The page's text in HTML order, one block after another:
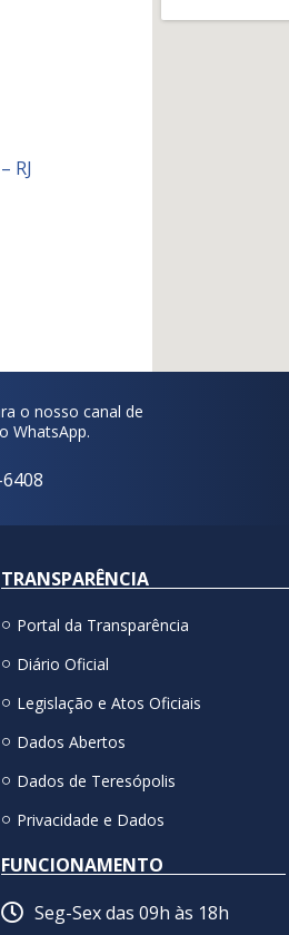
RJ
o nosso canal de
WhatsApp.
TRANSPARÊNCIA
Portal da Transparência
Diário Oficial
Legislação e Atos Oficiais
Dados Abertos
Dados de Teresópolis
Privacidade e Dados
FUNCIONAMENTO
Seg-Sex das 09h às 18h